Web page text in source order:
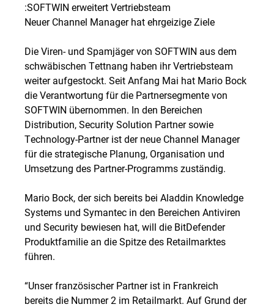
:SOFTWIN erweitert Vertriebsteam
Neuer Channel Manager hat ehrgeizige Ziele
Die Viren- und Spamjäger von SOFTWIN aus dem
schwäbischen Tettnang haben ihr Vertriebsteam
weiter aufgestockt. Seit Anfang Mai hat Mario Bock
die Verantwortung für die Partnersegmente von
SOFTWIN übernommen. In den Bereichen
Distribution, Security Solution Partner sowie
Technology-Partner ist der neue Channel Manager
für die strategische Planung, Organisation und
Umsetzung des Partner-Programms zuständig.
Mario Bock, der sich bereits bei Aladdin Knowledge
Systems und Symantec in den Bereichen Antiviren
und Security bewiesen hat, will die BitDefender
Produktfamilie an die Spitze des Retailmarktes
führen.
“Unser französischer Partner ist in Frankreich
bereits die Nummer 2 im Retailmarkt. Auf Grund der